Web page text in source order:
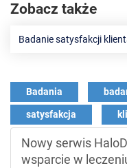
Zobacz także
Badanie satysfakcji
Badania
satysfakcja
Nowy serwis
wsparcie w